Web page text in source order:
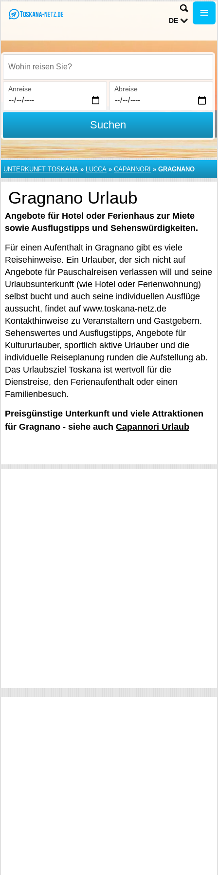
DE
Wohin reisen Sie?
Anreise Abreise
Suchen
UNTERKUNFT TOSKANA » LUCCA » CAPANNORI » GRAGNANO
Gragnano Urlaub
Angebote für Hotel oder Ferienhaus zur Miete
sowie Ausflugstipps und Sehenswürdigkeiten.
Für einen Aufenthalt in Gragnano gibt es viele
Reisehinweise. Ein Urlauber, der sich nicht auf
Angebote für Pauschalreisen verlassen will und seine
Urlaubsunterkunft (wie Hotel oder Ferienwohnung)
selbst bucht und auch seine individuellen Ausflüge
aussucht, findet auf www.toskana-netz.de
Kontakthinweise zu Veranstaltern und Gastgebern.
Sehenswertes und Ausflugstipps, Angebote für
Kultururlauber, sportlich aktive Urlauber und die
individuelle Reiseplanung runden die Aufstellung ab.
Das Urlaubsziel Toskana ist wertvoll für die
Dienstreise, den Ferienaufenthalt oder einen
Familienbesuch.
Preisgünstige Unterkunft und viele Attraktionen
für Gragnano - siehe auch Capannori Urlaub